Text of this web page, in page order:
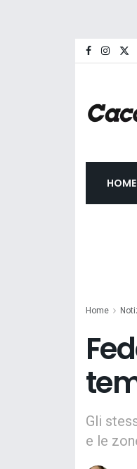
HOME
Home
Gli
e le